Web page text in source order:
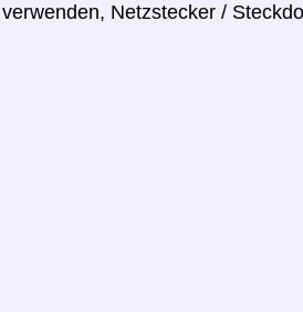
verwenden, Netzstecker /